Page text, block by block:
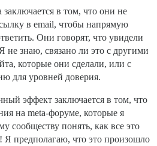
в том, что они не
в email, чтобы напрямую
Они говорят, что увидели
не знаю, связано ли это с другими
которые они сделали, или с
для уровней доверия.
эффект заключается в том, что
на meta-форуме, которые я
сообществу понять, как все это
Я предполагаю, что это произошло